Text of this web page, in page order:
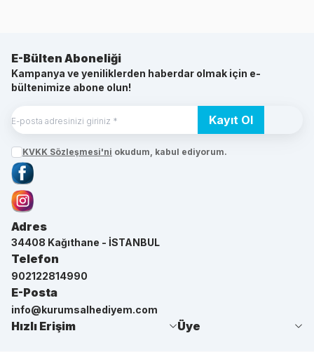
E-Bülten Aboneliği
Kampanya ve yeniliklerden haberdar olmak için e-
bültenimize abone olun!
Kayıt Ol
KVKK Sözleşmesi'ni okudum, kabul ediyorum.
Facebook
Instagram
Adres
34408 Kağıthane - İSTANBUL
Telefon
902122814990
E-Posta
info@kurumsalhediyem.com
Hızlı Erişim Üye